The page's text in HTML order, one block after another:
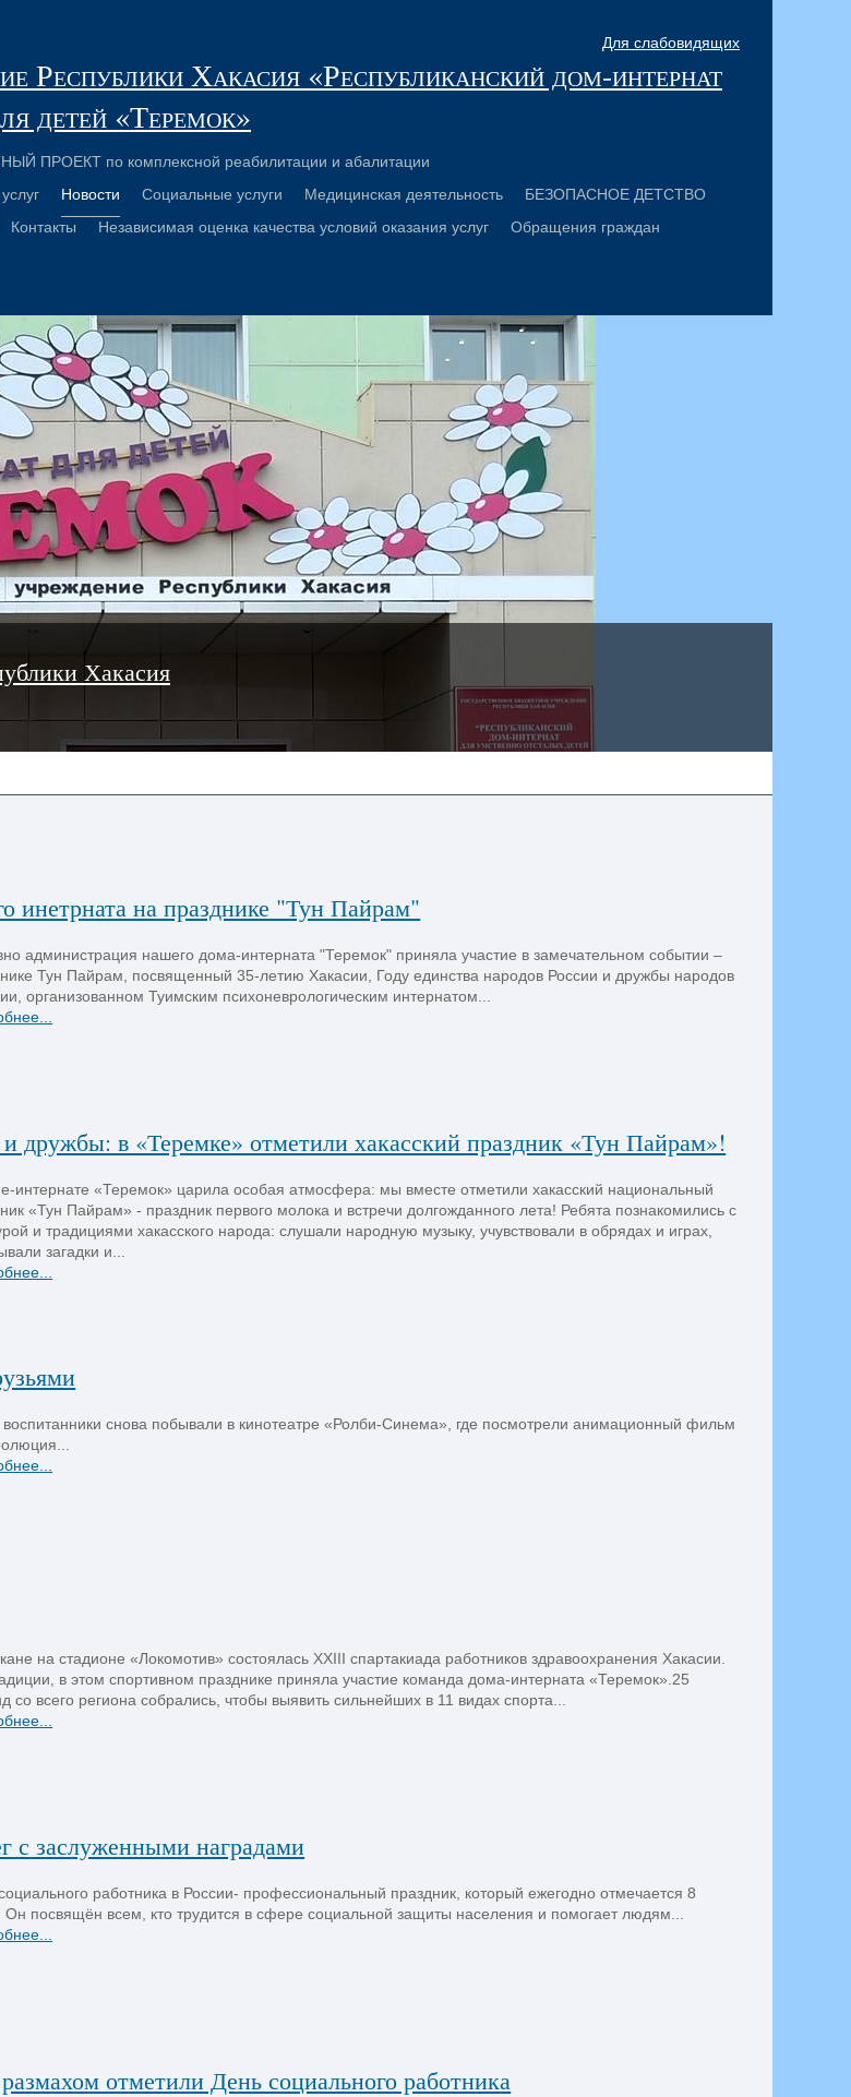
Для слабовидящих
Республики Хакасия «Республиканский дом-интернат
детей «Теремок»
ПРОЕКТ по комплексной реабилитации и абалитации
Новости Социальные услуги Медицинская деятельность
БЕЗОПАСНОЕ ДЕТСТВО
Контакты Независимая оценка качества условий оказания услуг
Обращения граждан
Хакасия
инетрната на празднике "Тун Пайрам"
администрация нашего дома-интерната "Теремок" приняла участие в замечательном событии –
Тун Пайрам, посвященный 35-летию Хакасии, Году единства народов России и дружбы народов
организованном Туимским психоневрологическим интернатом...
дружбы: в «Теремке» отметили хакасский праздник «Тун Пайрам»!
интернате «Теремок» царила особая атмосфера: мы вместе отметили хакасский национальный
«Тун Пайрам» - праздник первого молока и встречи долгожданного лета! Ребята познакомились с
и традициями хакасского народа: слушали народную музыку, учувствовали в обрядах и играх,
загадки и...
снова побывали в кинотеатре «Ролби-Синема», где посмотрели анимационный фильм
на стадионе «Локомотив» состоялась XXIII спартакиада работников здравоохранения Хакасии.
в этом спортивном празднике приняла участие команда дома-интерната «Теремок».25
со всего региона собрались, чтобы выявить сильнейших в 11 видах спорта...
с заслуженными наградами
работника в России- профессиональный праздник, который ежегодно отмечается 8
посвящён всем, кто трудится в сфере социальной защиты населения и помогает людям...
отметили День социального работника